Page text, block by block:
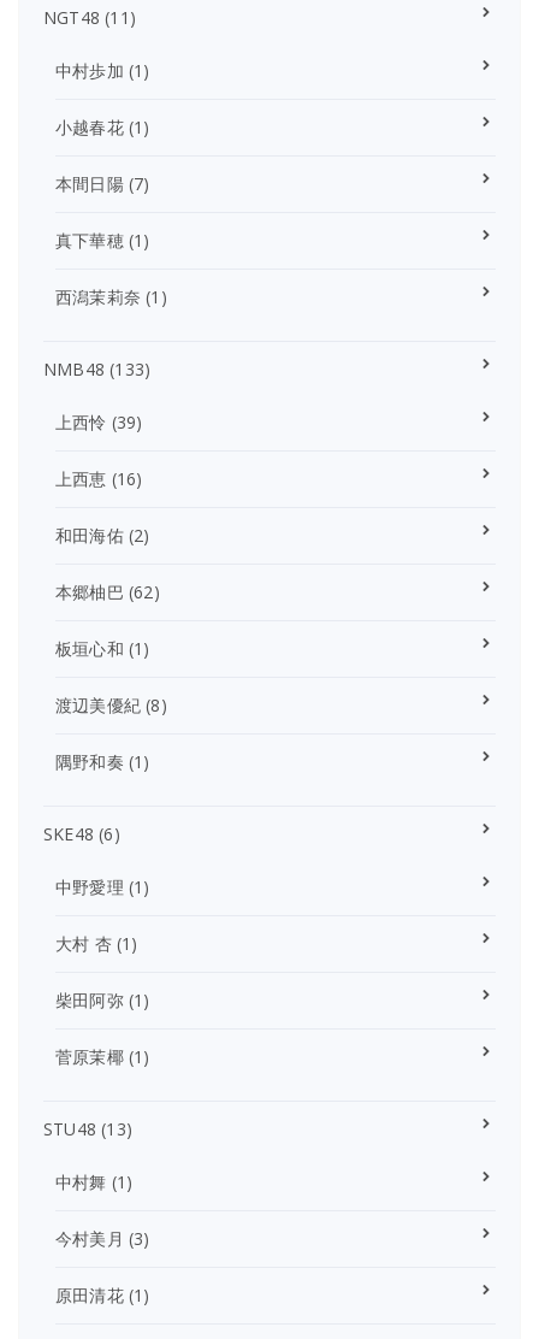
NGT48 (11)
中村歩加 (1)
小越春花(1)
本間日陽(7)
真下華穂(1)
西潟茉莉奈 (1)
NMB48 (133)
上西怜 (39)
上西恵 (16)
和田海佑(2)
本郷柚巴 (62)
板垣心和 (1)
渡辺美優紀 (8)
隅野和奏 (1)
SKE48 (6)
中野愛理 (1)
大村 杏(1)
柴田阿弥(1)
菅原茉椰(1)
STU48 (13)
中村舞 (1)
今村美月 (3)
原田清花(1)